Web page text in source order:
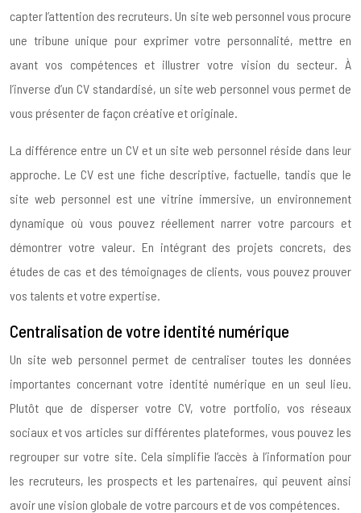
capter l’attention des recruteurs. Un site web personnel vous procure
une tribune unique pour exprimer votre personnalité, mettre en
avant vos compétences et illustrer votre vision du secteur. À
l’inverse d’un CV standardisé, un site web personnel vous permet de
vous présenter de façon créative et originale.
La différence entre un CV et un site web personnel réside dans leur
approche. Le CV est une fiche descriptive, factuelle, tandis que le
site web personnel est une vitrine immersive, un environnement
dynamique où vous pouvez réellement narrer votre parcours et
démontrer votre valeur. En intégrant des projets concrets, des
études de cas et des témoignages de clients, vous pouvez prouver
vos talents et votre expertise.
Centralisation de votre identité numérique
Un site web personnel permet de centraliser toutes les données
importantes concernant votre identité numérique en un seul lieu.
Plutôt que de disperser votre CV, votre portfolio, vos réseaux
sociaux et vos articles sur différentes plateformes, vous pouvez les
regrouper sur votre site. Cela simplifie l’accès à l’information pour
les recruteurs, les prospects et les partenaires, qui peuvent ainsi
avoir une vision globale de votre parcours et de vos compétences.